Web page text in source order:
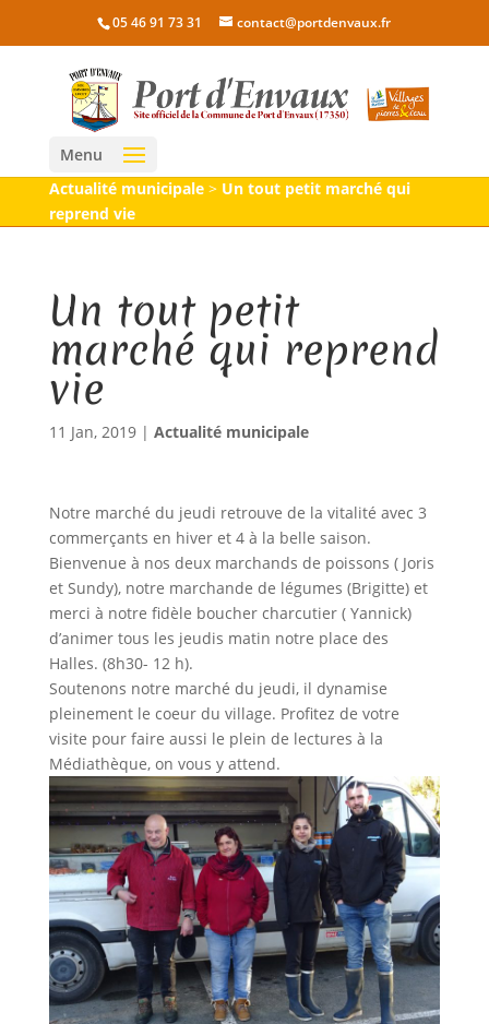
05 46 91 73 31 contact@portdenvaux.fr
Menu
Actualité municipale> Un tout petit marché qui
reprend vie
Un tout petit
marché qui reprend
vie
11 Jan, 2019| Actualité municipale
Notre marché du jeudi retrouve de la vitalité avec 3
commerçants en hiver et 4 à la belle saison.
Bienvenue à nos deux marchands de poissons ( Joris
et Sundy), notre marchande de légumes (Brigitte) et
merci à notre fidèle boucher charcutier ( Yannick)
d’animer tous les jeudis matin notre place des
Halles. (8h30- 12 h).
Soutenons notre marché du jeudi, il dynamise
pleinement le coeur du village. Profitez de votre
visite pour faire aussi le plein de lectures à la
Médiathèque, on vous y attend.